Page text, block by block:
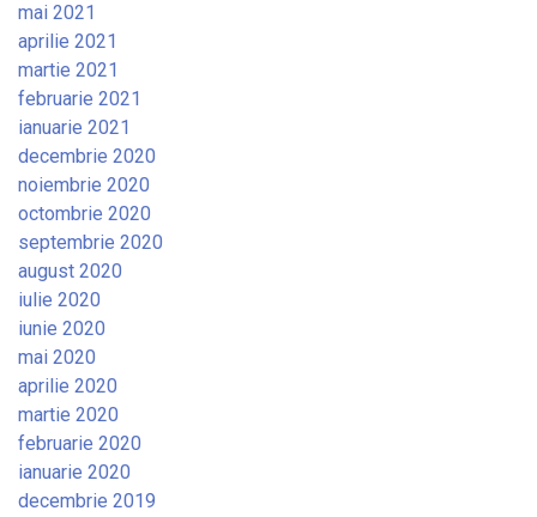
mai 2021
aprilie 2021
martie 2021
februarie 2021
ianuarie 2021
decembrie 2020
noiembrie 2020
octombrie 2020
septembrie 2020
august 2020
iulie 2020
iunie 2020
mai 2020
aprilie 2020
martie 2020
februarie 2020
ianuarie 2020
decembrie 2019